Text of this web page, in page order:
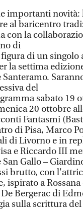
importanti novità:
al baricentro
con la
di
di un singolo
la settima
del
sabato 19
20 ottobre
Fantasmi
di Pisa, Marco
di Livorno e in
e Riccardo III
Gallo –
brutto, con
ispirato a
Bergerac di
sulla scrittura